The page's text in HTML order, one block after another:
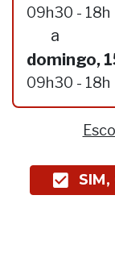
09h30 - 18h
a
domingo,
09h30 - 18h
SIM,